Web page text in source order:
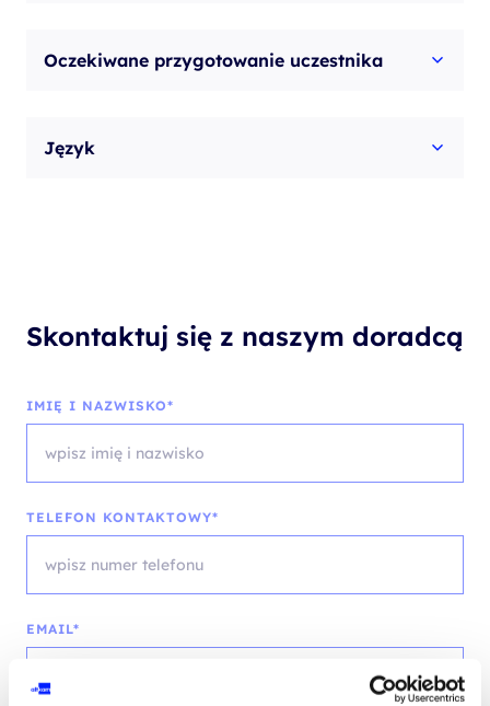
Oczekiwane przygotowanie uczestnika
Język
Skontaktuj się z naszym doradcą
IMIĘ I NAZWISKO*
TELEFON KONTAKTOWY*
EMAIL*